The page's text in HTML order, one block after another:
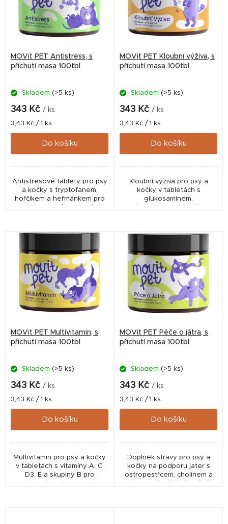
o
MOVit PET Antistress, s
příchutí masa 100tbl
Skladem (>5 ks)
343 Kč / ks
Měrná
cena:
3,43 Kč / 1 ks
Do košíku
Antistresové tablety pro psy
a kočky s tryptofanem,
hořčíkem a heřmánkem pro
nebo změně...
MOVit PET Kloubní výživa, s
příchutí masa 100tbl
Skladem (>5 ks)
343 Kč / ks
Měrná
cena:
3,43 Kč / 1 ks
Do košíku
Kloubní výživa pro psy a
kočky v tabletách s
glukosaminem,
Obsahuje také hyaluronát a
MOVit PET Multivitamin, s
příchutí masa 100tbl
Skladem (>5 ks)
343 Kč / ks
Měrná
cena:
3,43 Kč / 1 ks
Do košíku
Multivitamin pro psy a kočky
v tabletách s vitamíny A, C,
D3, E a skupiny B pro
podporu imunity, energie a
MOVit PET Péče o játra, s
příchutí masa 100tbl
Skladem (>5 ks)
343 Kč / ks
Měrná
cena:
3,43 Kč / 1 ks
Do košíku
Doplněk stravy pro psy a
kočky na podporu jater s
ostropestřcem, cholinem a
vitaminy E a B12. Pomáhá